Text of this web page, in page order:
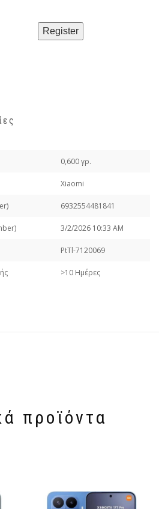
0,600 γρ.
Xiaomi
6932554481841
3/2/2026 10:33 AM
PtTl-7120069
>10 Ημέρες
προϊόντα